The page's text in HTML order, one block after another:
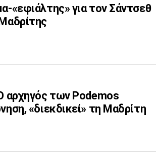
«εφιάλτης» για τον Σάντσεθ
αρχηγός των Podemos
«διεκδικεί» τη Μαδρίτη